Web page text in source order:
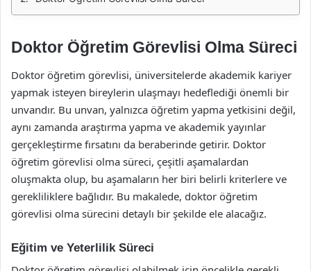
Doktor Öğretim Görevlisi Olma Süreci
Doktor öğretim görevlisi, üniversitelerde akademik kariyer
yapmak isteyen bireylerin ulaşmayı hedeflediği önemli bir
unvandır. Bu unvan, yalnızca öğretim yapma yetkisini değil,
aynı zamanda araştırma yapma ve akademik yayınlar
gerçekleştirme fırsatını da beraberinde getirir. Doktor
öğretim görevlisi olma süreci, çeşitli aşamalardan
oluşmakta olup, bu aşamaların her biri belirli kriterlere ve
gerekliliklere bağlıdır. Bu makalede, doktor öğretim
görevlisi olma sürecini detaylı bir şekilde ele alacağız.
Eğitim ve Yeterlilik Süreci